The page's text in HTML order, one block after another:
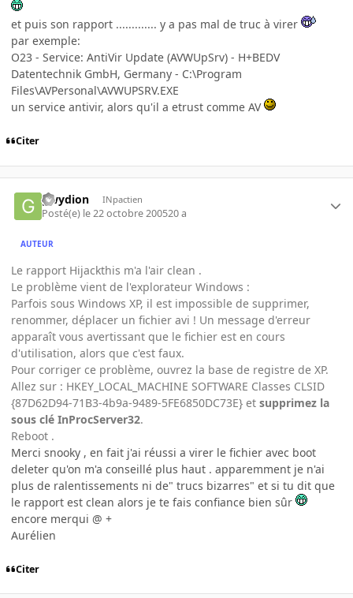
et puis son rapport ............. y a pas mal de truc à virer
par exemple:
O23 - Service: AntiVir Update (AVWUpSrv) - H+BEDV
Datentechnik GmbH, Germany - C:\Program
Files\AVPersonal\AVWUPSRV.EXE
un service antivir, alors qu'il a etrust comme AV
Citer
gwydion INpactien
Posté(e) le 22 octobre 200520 a
AUTEUR
Le rapport Hijackthis m'a l'air clean .
Le problème vient de l'explorateur Windows :
Parfois sous Windows XP, il est impossible de supprimer,
renommer, déplacer un fichier avi ! Un message d'erreur
apparaît vous avertissant que le fichier est en cours
d'utilisation, alors que c'est faux.
Pour corriger ce problème, ouvrez la base de registre de XP.
Allez sur : HKEY_LOCAL_MACHINE SOFTWARE Classes CLSID
{87D62D94-71B3-4b9a-9489-5FE6850DC73E} et supprimez la
sous clé InProcServer32.
Reboot .
Merci snooky , en fait j'ai réussi a virer le fichier avec boot
deleter qu'on m'a conseillé plus haut . apparemment je n'ai
plus de ralentissements ni de" trucs bizarres" et si tu dit que
le rapport est clean alors je te fais confiance bien sûr
encore merqui @ +
Aurélien
Citer